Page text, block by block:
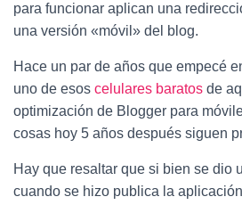
para funcionar aplican una
una versión «móvil» del blog.
Hace un par de años que empecé
uno de esos celulares baratos de
optimización de Blogger para
cosas hoy 5 años después siguen
Hay que resaltar que si bien se dio
cuando se hizo publica la